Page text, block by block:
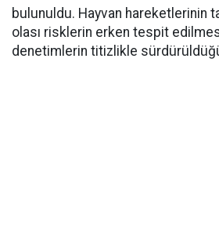
bulunuldu. Hayvan hareketlerinin
olası risklerin erken tespit
denetimlerin titizlikle